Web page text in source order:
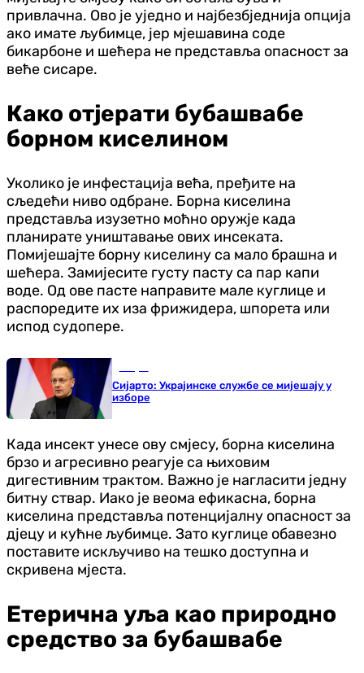
привлачна. Ово је уједно и најбезбједнија опција
ако имате љубимце, јер мјешавина соде
бикарбоне и шећера не представља опасност за
веће сисаре.
Како отјерати бубашвабе
борном киселином
Уколико је инфестација већа, пређите на
сљедећи ниво одбране. Борна киселина
представља изузетно моћно оружје када
планирате уништавање ових инсеката.
Помијешајте борну киселину са мало брашна и
шећера. Замијесите густу пасту са пар капи
воде. Од ове пасте направите мале куглице и
распоредите их иза фрижидера, шпорета или
испод судопере.
Сијарто: Украјинске службе се мијешају у
изборе
Када инсект унесе ову смјесу, борна киселина
брзо и агресивно реагује са њиховим
дигестивним трактом. Важно је нагласити једну
битну ствар. Иако је веома ефикасна, борна
киселина представља потенцијалну опасност за
дјецу и кућне љубимце. Зато куглице обавезно
поставите искључиво на тешко доступна и
скривена мјеста.
Етерична уља као природно
средство за бубашвабе